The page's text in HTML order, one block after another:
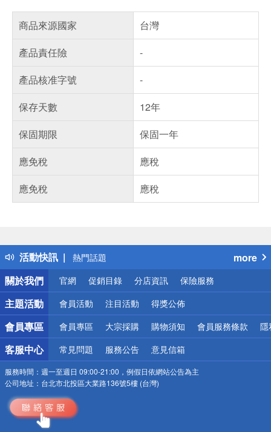
商品來源國家
台灣
產品責任險
-
產品核准字號
-
保存天數
12年
保固期限
保固一年
應免稅
應稅
應免稅
應稅
活動快訊
得獎公告
熱門話題
銀行優惠
偏遠地區配送
詐騙網頁！請小心！
more
關於我們
官網 促銷目錄 分店資訊 保險服務
主題活動 會員活動 注目活動 得獎公佈
會員專區 會員專區 大宗採購 購物須知 會員服務條款 隱
客服中心 常見問題 服務公告 意見信箱
服務時間： 週一至週日 09:00-21:00，例假日依網站公告為主
公司地址： 台北市北投區大業路136號5樓 (台灣)